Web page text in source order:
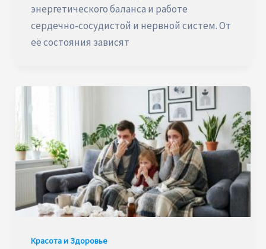
энергетического баланса и работе
сердечно-сосудистой и нервной систем. От
её состояния зависят
Красота и Здоровье